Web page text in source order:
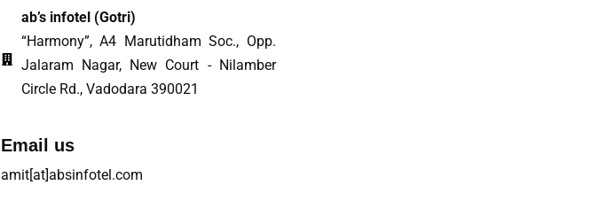
ab’s infotel (Gotri)
“Harmony”, A4 Marutidham Soc., Opp.
Jalaram Nagar, New Court - Nilamber
Circle Rd., Vadodara 390021
Email us
amit[at]absinfotel.com